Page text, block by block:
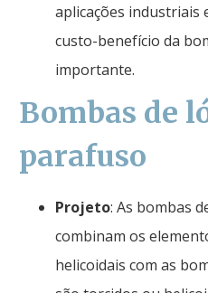
aplicações industriais
custo-benefício da
importante.
Bombas de
parafuso
Projeto: As bombas
combinam os
helicoidais com as